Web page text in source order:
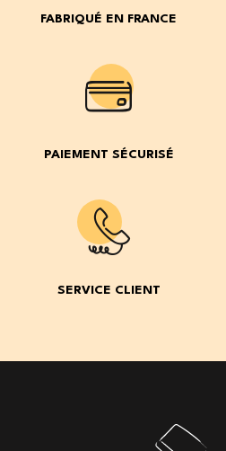
FABRIQUÉ EN FRANCE
PAIEMENT SÉCURISÉ
SERVICE CLIENT